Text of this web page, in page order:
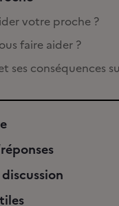
votre proche ?
faire aider ?
ses conséquences